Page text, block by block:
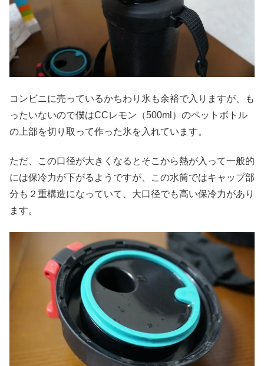
コンビニに売っているかちわり氷も余裕で入りますが、も
ったいないので僕はCCレモン（500ml）のペットボトル
の上部を切り取って作った氷を入れています。
ただ、この口径が大きくなるとそこから熱が入って一般的
には保冷力が下がるようですが、この水筒ではキャップ部
分も２重構造になっていて、大口径でも高い保冷力があり
ます。